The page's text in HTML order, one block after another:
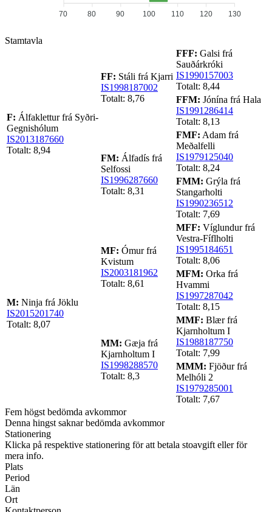
130
120
110
100
90
80
70
Stamtavla
F: Álfaklettur frá Syðri-
Gegnishólum
IS2013187660
Totalt: 8,94
FF: Stáli frá Kjarri
IS1998187002
Totalt: 8,76
FFF: Galsi frá
Sauðárkróki
IS1990157003
Totalt: 8,44
FFM: Jónína frá Hala
IS1991286414
Totalt: 8,13
FM: Álfadís frá
Selfossi
IS1996287660
Totalt: 8,31
FMF: Adam frá
Meðalfelli
IS1979125040
Totalt: 8,24
FMM: Grýla frá
Stangarholti
IS1990236512
Totalt: 7,69
M: Ninja frá Jöklu
IS2015201740
Totalt: 8,07
MF: Ómur frá
Kvistum
IS2003181962
Totalt: 8,61
MFF: Víglundur frá
Vestra-Fíflholti
IS1995184651
Totalt: 8,06
MFM: Orka frá
Hvammi
IS1997287042
Totalt: 8,15
MM: Gæja frá
Kjarnholtum I
IS1998288570
Totalt: 8,3
MMF: Blær frá
Kjarnholtum I
IS1988187750
Totalt: 7,99
MMM: Fjöður frá
Melhóli 2
IS1979285001
Totalt: 7,67
Fem högst bedömda avkommor
Denna hingst saknar bedömda avkommor
Stationering
Klicka på respektive stationering för att betala stoavgift eller för
mera info.
Plats
Period
Län
Ort